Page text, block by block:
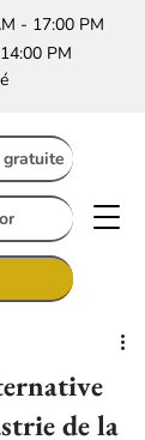
- 17:00 PM
PM
de la